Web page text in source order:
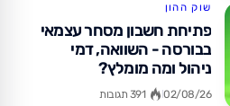
שוק ההון
פתיחת חשבון מסחר עצמאי
בבורסה - השוואה, דמי
ניהול ומה מומלץ?
02/08/26 391 תגובות